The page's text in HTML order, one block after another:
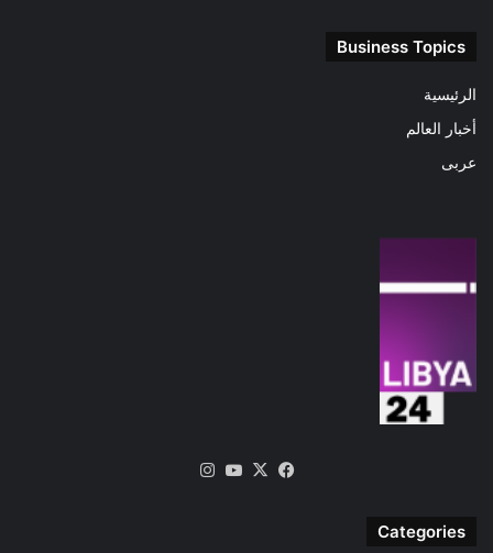
Business Topics
الرئيسية
أخبار العالم
عربى
فيسبوك
‫X
‫YouTube
Categories